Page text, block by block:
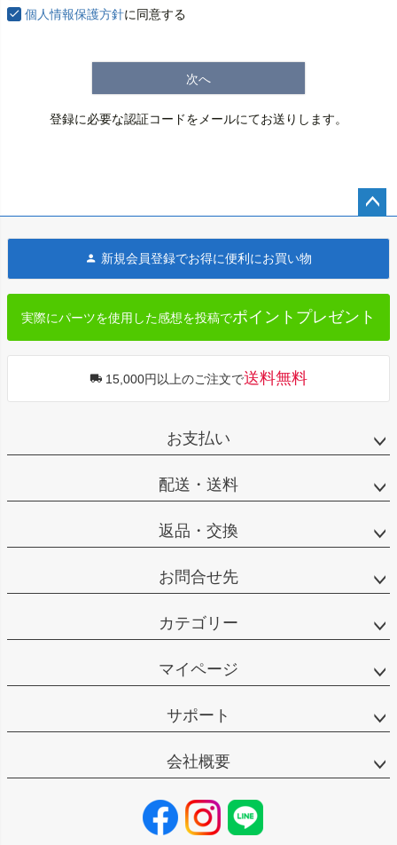
個人情報保護方針に同意する
次へ
登録に必要な認証コードをメールにてお送りします。
へ
新規会員登録でお得に便利にお買い物
実際にパーツを使用した感想を投稿でポイントプレゼント
15,000円以上のご注文で送料無料
お支払い
配送・送料
返品・交換
お問合せ先
カテゴリー
マイページ
サポート
会社概要